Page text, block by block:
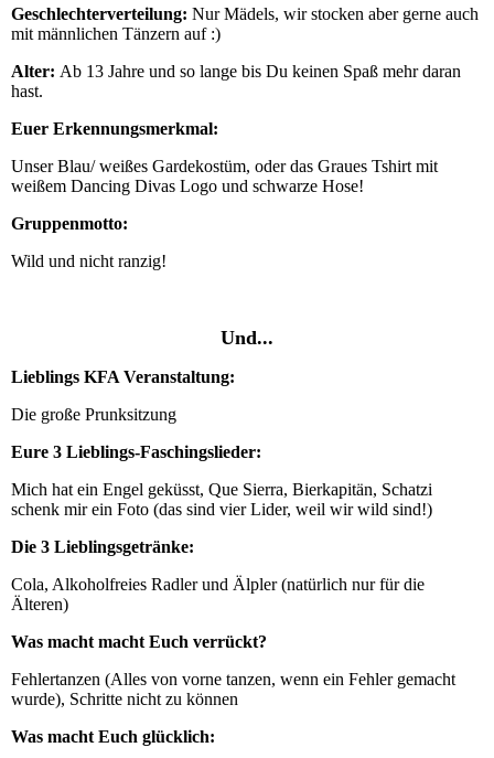
Geschlechterverteilung: Nur Mädels, wir stocken aber gerne auch
mit männlichen Tänzern auf :)
Alter: Ab 13 Jahre und so lange bis Du keinen Spaß mehr daran
hast.
Euer Erkennungsmerkmal:
Unser Blau/ weißes Gardekostüm, oder das Graues Tshirt mit
weißem Dancing Divas Logo und schwarze Hose!
Gruppenmotto:
Wild und nicht ranzig!
Und...
Lieblings KFA Veranstaltung:
Die große Prunksitzung
Eure 3 Lieblings-Faschingslieder:
Mich hat ein Engel geküsst, Que Sierra, Bierkapitän, Schatzi
schenk mir ein Foto (das sind vier Lider, weil wir wild sind!)
Die 3 Lieblingsgetränke:
Cola, Alkoholfreies Radler und Älpler (natürlich nur für die
Älteren)
Was macht macht Euch verrückt?
Fehlertanzen (Alles von vorne tanzen, wenn ein Fehler gemacht
wurde), Schritte nicht zu können
Was macht Euch glücklich: